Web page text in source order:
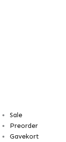
Sale
Preorder
Gavekort